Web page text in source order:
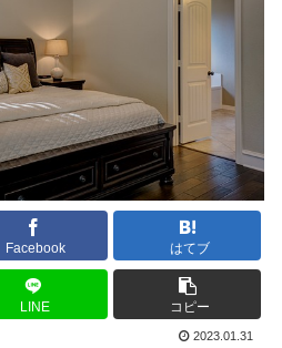
Facebook はてブ
LINE コピー
2023.01.31